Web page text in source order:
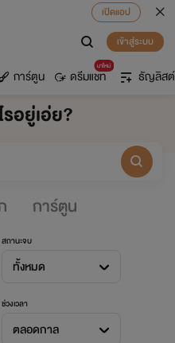
เปิดแอป
เข้าสู่ระบบ
การ์ตูน
มาใหม่
ดรีมแชท ธัญลิสต์
อยู่เอ่ย?
การ์ตูน
สถานะจบ
ทั้งหมด
ช่วงเวลา
ตลอดกาล